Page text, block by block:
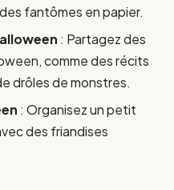
fantômes en papier.
: Partagez des
comme des récits
drôles de monstres.
: Organisez un petit
des friandises